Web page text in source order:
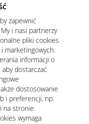
zapewnić
i nasi partnerzy
pliki cookies
marketingowych.
informacji o
dostarczać
dostosowanie
i preferencji, np.
na stronie.
wymaga